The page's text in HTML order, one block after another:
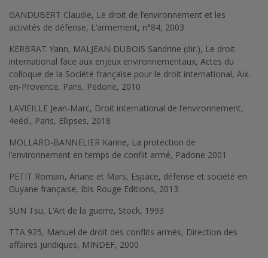
GANDUBERT Claudie, Le droit de l’environnement et les
activités de défense, L’armement, n°84, 2003
KERBRAT Yann, MALJEAN-DUBOIS Sandrine (dir.), Le droit
international face aux enjeux environnementaux, Actes du
colloque de la Société française pour le droit international, Aix-
en-Provence, Paris, Pedone, 2010
LAVIEILLE Jean-Marc, Droit international de l’environnement,
4eéd., Paris, Ellipses, 2018
MOLLARD-BANNELIER Karine, La protection de
l’environnement en temps de conflit armé, Padone 2001
PETIT Romain, Ariane et Mars, Espace, défense et société en
Guyane française, Ibis Rouge Editions, 2013
SUN Tsu, L’Art de la guerre, Stock, 1993
TTA 925, Manuel de droit des conflits armés, Direction des
affaires juridiques, MINDEF, 2000